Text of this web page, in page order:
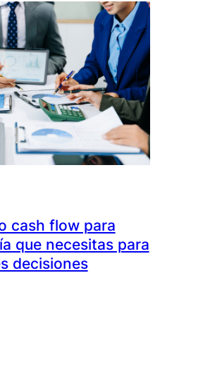
cash flow para
que necesitas para
decisiones